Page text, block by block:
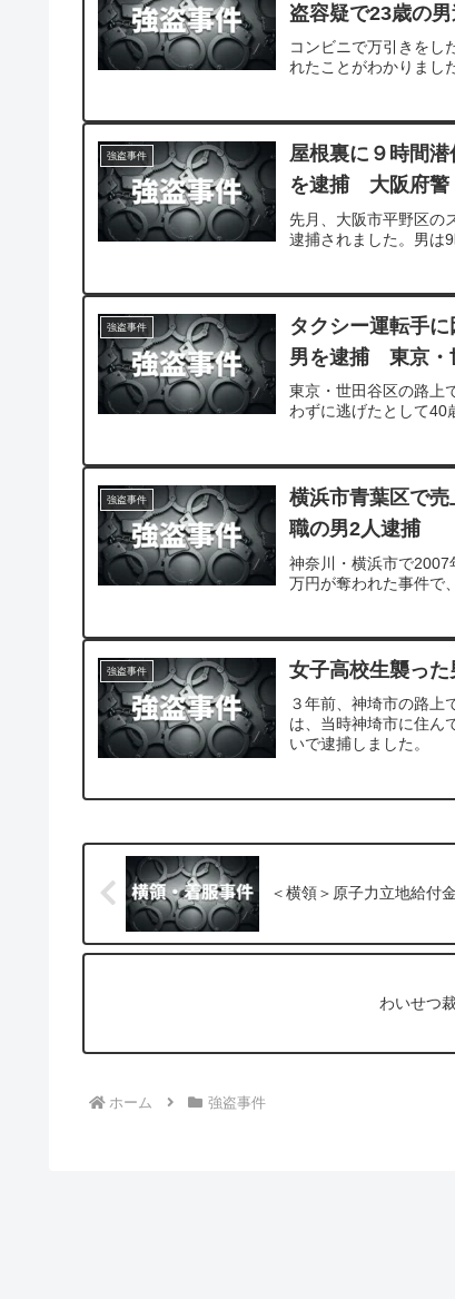
盗容疑で23歳の
コンビニで万引きをし
れたことがわかりまし
強盗事件
屋根裏に９時間
を逮捕 大阪府警
先月、大阪市平野区の
逮捕されました。男は
強盗事件
タクシー運転手
男を逮捕 東京・
東京・世田谷区の路上
わずに逃げたとして40
強盗事件
横浜市青葉区で
職の男2人逮捕
神奈川・横浜市で
万円が奪われた事件で
強盗事件 女子高校生襲っ
３年前、神埼市の路上
は、当時神埼市に住ん
いで逮捕しました。
＜横領＞原子力立地給付
わいせつ
ホーム 強盗事件